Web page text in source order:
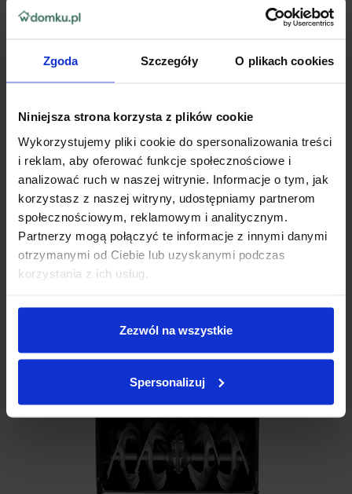
Zgoda Szczegóły O plikach cookies
Niniejsza strona korzysta z plików cookie
Wykorzystujemy pliki cookie do spersonalizowania treści
i reklam, aby oferować funkcje społecznościowe i
analizować ruch w naszej witrynie. Informacje o tym, jak
korzystasz z naszej witryny, udostępniamy partnerom
społecznościowym, reklamowym i analitycznym.
Partnerzy mogą połączyć te informacje z innymi danymi
otrzymanymi od Ciebie lub uzyskanymi podczas
korzystania z ich usług.
Zezwól na wszystkie
Spersonalizuj
zaskoczy!
sobie z każdym wyzwaniem.
Stworzona z myślą o pracy w
chodników czy parkingów. To niezastąpione narzędzie, które
sprzęty zawodzą.